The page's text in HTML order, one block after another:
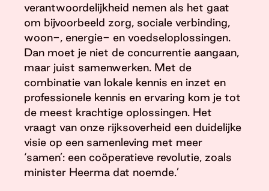
verantwoordelijkheid nemen als het gaat
om bijvoorbeeld zorg, sociale verbinding,
woon-, energie- en voedseloplossingen.
Dan moet je niet de concurrentie aangaan,
maar juist samenwerken. Met de
combinatie van lokale kennis en inzet en
professionele kennis en ervaring kom je tot
de meest krachtige oplossingen. Het
vraagt van onze rijksoverheid een duidelijke
visie op een samenleving met meer
‘samen’: een coöperatieve revolutie, zoals
minister Heerma dat noemde.’